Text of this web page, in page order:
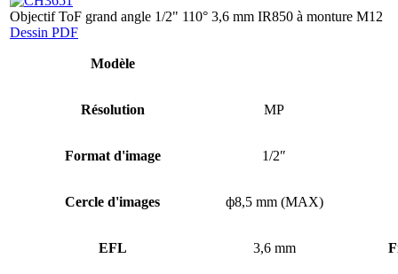
Objectif ToF grand angle 1/2" 110° 3,6 mm IR850 à monture M12
Dessin PDF
Modèle
Résolution MP
Format d'image 1/2″
Cercle d'images ф8,5 mm (MAX)
EFL 3,6 mm